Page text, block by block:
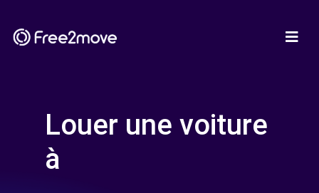
Louer une voiture
à